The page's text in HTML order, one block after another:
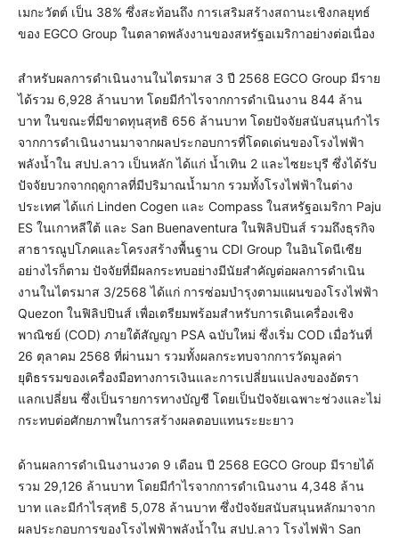
เมกะวัตต์ เป็น 38% ซึ่งสะท้อนถึง การเสริมสร้างสถานะเชิงกลยุทธ์
ของ EGCO Group ในตลาดพลังงานของสหรัฐอเมริกาอย่างต่อเนื่อง
สำหรับผลการดำเนินงานในไตรมาส 3 ปี 2568 EGCO Group มีราย
ได้รวม 6,928 ล้านบาท โดยมีกำไรจากการดำเนินงาน 844 ล้าน
บาท ในขณะที่มีขาดทุนสุทธิ 656 ล้านบาท โดยปัจจัยสนับสนุนกำไร
จากการดำเนินงานมาจากผลประกอบการที่โดดเด่นของโรงไฟฟ้า
พลังน้ำใน สปป.ลาว เป็นหลัก ได้แก่ น้ำเทิน 2 และไซยะบุรี ซึ่งได้รับ
ปัจจัยบวกจากฤดูกาลที่มีปริมาณน้ำมาก รวมทั้งโรงไฟฟ้าในต่าง
ประเทศ ได้แก่ Linden Cogen และ Compass ในสหรัฐอเมริกา Paju
ES ในเกาหลีใต้ และ San Buenaventura ในฟิลิปปินส์ รวมถึงธุรกิจ
สาธารณูปโภคและโครงสร้างพื้นฐาน CDI Group ในอินโดนีเซีย
อย่างไรก็ตาม ปัจจัยที่มีผลกระทบอย่างมีนัยสำคัญต่อผลการดำเนิน
งานในไตรมาส 3/2568 ได้แก่ การซ่อมบำรุงตามแผนของโรงไฟฟ้า
Quezon ในฟิลิปปินส์ เพื่อเตรียมพร้อมสำหรับการเดินเครื่องเชิง
พาณิชย์ (COD) ภายใต้สัญญา PSA ฉบับใหม่ ซึ่งเริ่ม COD เมื่อวันที่
26 ตุลาคม 2568 ที่ผ่านมา รวมทั้งผลกระทบจากการวัดมูลค่า
ยุติธรรมของเครื่องมือทางการเงินและการเปลี่ยนแปลงของอัตรา
แลกเปลี่ยน ซึ่งเป็นรายการทางบัญชี โดยเป็นปัจจัยเฉพาะช่วงและไม่
กระทบต่อศักยภาพในการสร้างผลตอบแทนระยะยาว
ด้านผลการดำเนินงานงวด 9 เดือน ปี 2568 EGCO Group มีรายได้
รวม 29,126 ล้านบาท โดยมีกำไรจากการดำเนินงาน 4,348 ล้าน
บาท และมีกำไรสุทธิ 5,078 ล้านบาท ซึ่งปัจจัยสนับสนุนหลักมาจาก
ผลประกอบการของโรงไฟฟ้าพลังน้ำใน สปป.ลาว โรงไฟฟ้า San